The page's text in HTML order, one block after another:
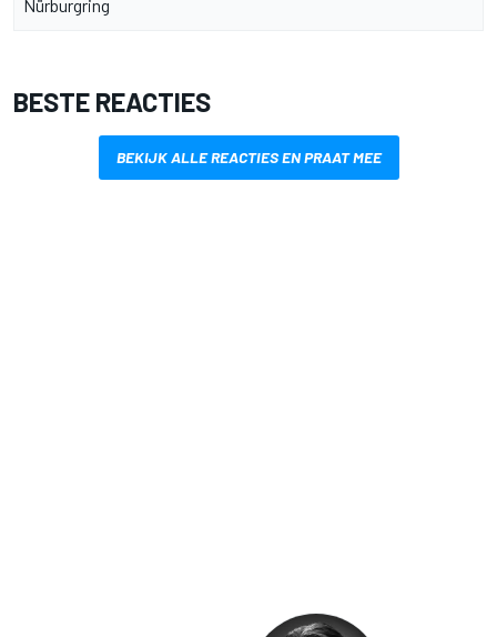
Nürburgring
BESTE REACTIES
BEKIJK ALLE REACTIES EN PRAAT MEE